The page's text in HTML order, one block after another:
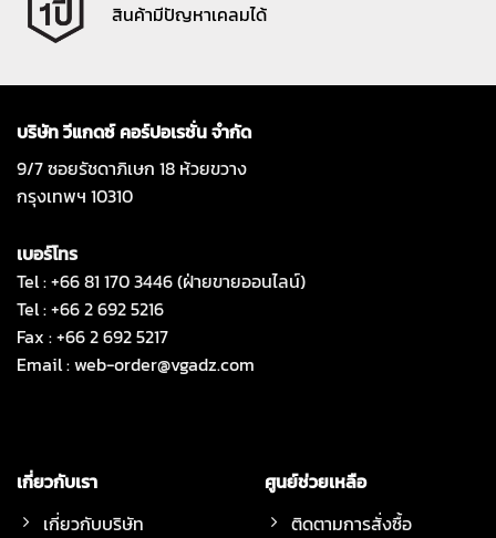
สินค้ามีปัญหาเคลมได้
บริษัท วีแกดซ์ คอร์ปอเรชั่น จำกัด
9/7 ซอยรัชดาภิเษก 18 ห้วยขวาง
กรุงเทพฯ 10310
เบอร์โทร
Tel : +66 81 170 3446 (ฝ่ายขายออนไลน์)
Tel : +66 2 692 5216
Fax : +66 2 692 5217
Email :web-order@vgadz.com
เกี่ยวกับเรา
เกี่ยวกับบริษัท
ศูนย์ช่วยเหลือ
ติดตามการสั่งซื้อ